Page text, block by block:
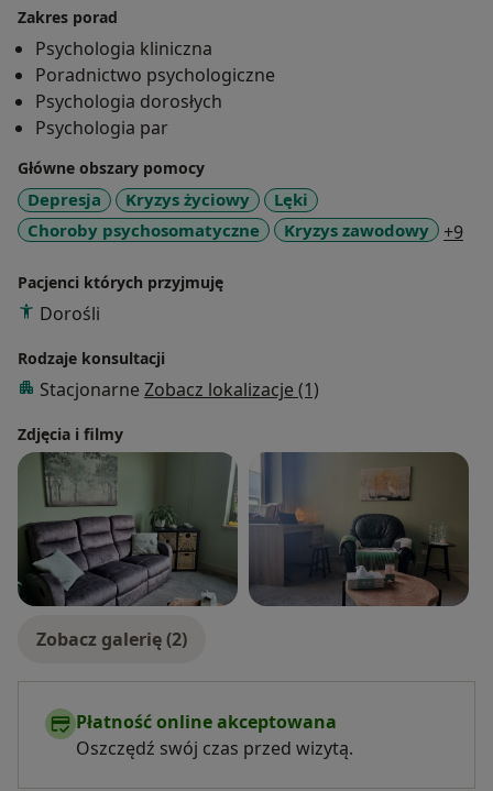
Zakres porad
Psychologia kliniczna
Poradnictwo psychologiczne
Psychologia dorosłych
Psychologia par
Główne obszary pomocy
Depresja Kryzys życiowy
Lęki
Choroby psychosomatyczne
Kryzys zawodowy +9
Pacjenci których przyjmuję
Dorośli
Rodzaje konsultacji
Stacjonarne Zobacz lokalizacje (1)
Zdjęcia i filmy
Zobacz galerię (2)
Płatność online akceptowana
Oszczędź swój czas przed wizytą.